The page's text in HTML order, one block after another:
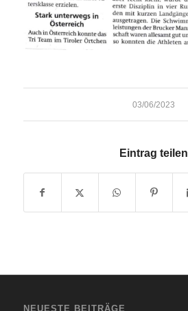
03/06/2023
Eintrag teilen
NEUESTE BEITRÄGE